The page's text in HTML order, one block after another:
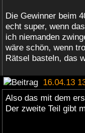
Die Gewinner beim
echt super, wenn
ich niemanden
wäre schön, wenn
Rätsel basteln, das
16.04.13
Also das mit dem
Der zweite Teil gibt